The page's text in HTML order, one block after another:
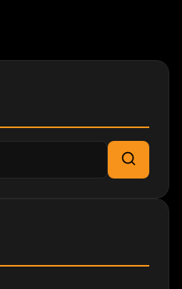
Cerca